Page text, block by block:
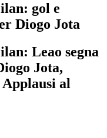
gol e
Diogo Jota
Leao segna
Jota,
al